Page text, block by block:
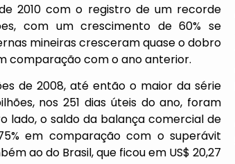
2010 com o registro de um recorde
com um crescimento de 60% se
mineiras cresceram quase o dobro
comparação com o ano anterior.
de 2008, até então o maior da série
nos 251 dias úteis do ano, foram
lado, o saldo da balança comercial de
em comparação com o superávit
ao do Brasil, que ficou em US$ 20,27